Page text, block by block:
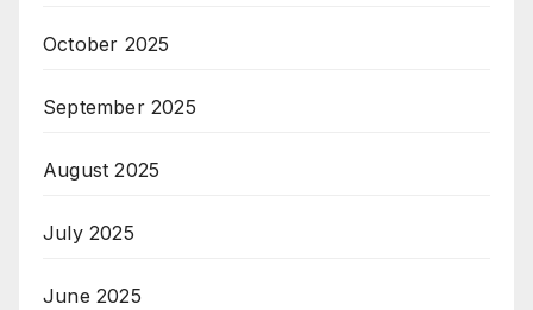
October 2025
September 2025
August 2025
July 2025
June 2025